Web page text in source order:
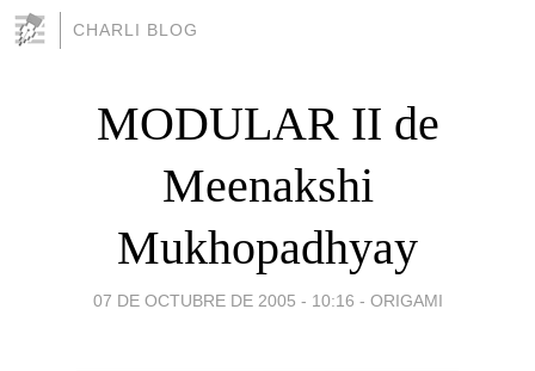
CHARLI BLOG
MODULAR II de
Meenakshi
Mukhopadhyay
07 DE OCTUBRE DE 2005 - 10:16 - ORIGAMI